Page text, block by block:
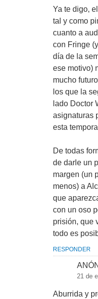
Ya te digo,
tal y como
cuanto a
con Fringe
día de la
ese motivo)
mucho
los que la
lado Doctor
asignaturas
esta
De todas
de darle un
margen (un
menos) a
que
con un oso
prisión, que
todo es
RESPONDER
21 de
Aburrida y